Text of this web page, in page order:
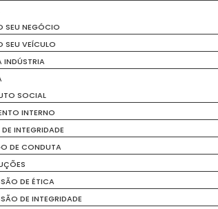
SEU NEGÓCIO
SEU VEÍCULO
INDÚSTRIA
SOCIAL
INTERNO
INTEGRIDADE
DE CONDUTA
DE ÉTICA
DE INTEGRIDADE